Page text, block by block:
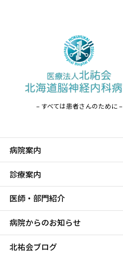
– すべては患者さんのために –
病院案内
診療案内
医師・部門紹介
病院からのお知らせ
北祐会ブログ